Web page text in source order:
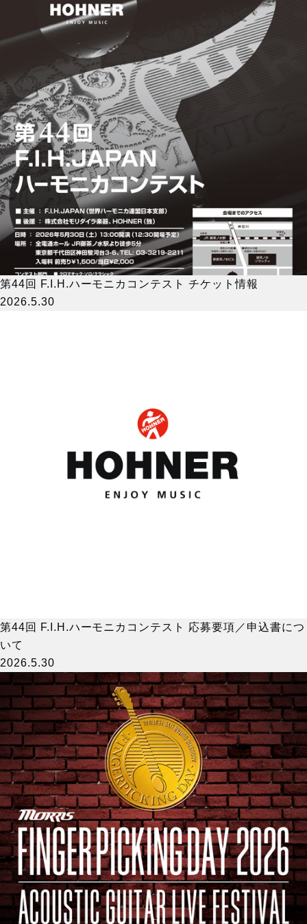
第44回 F.I.H.ハーモニカコンテスト チケット情報
2026.5.30
第44回 F.I.H.ハーモニカコンテスト 応募要項／申込書につ
いて
2026.5.30